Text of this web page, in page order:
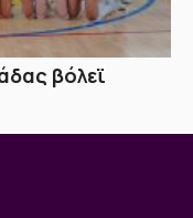
βόλεϊ